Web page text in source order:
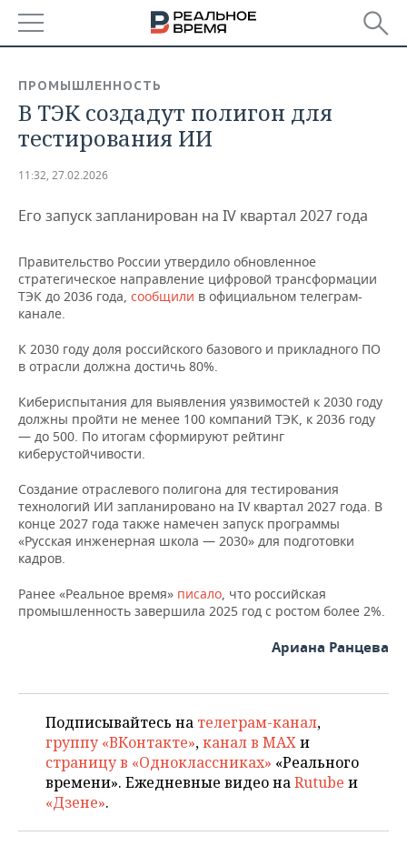
БАШКОРТОСТАН
ТАТАРСТАН
НОВОСТИ
АНАЛИТИКА
КОРОЛИ ГОСЗАКАЗА ПФО
ВУЗЫ ТАТАРСТАНА
КОМУ ПРИНАДЛЕЖАТ
ТОРГОВЫЕ ЦЕНТРЫ
ФИНАНСЫ
БАНКИ
БЮДЖЕТ
ИНВЕСТИЦИИ
НОВОСТИ
ПРОМЫШЛЕННОСТИ
МАШИНОСТРОЕНИЕ
НЕФТЕХИМИЯ
НЕФТЬ
ОПК
ЭНЕРГЕТИКА
НЕДВИЖИМОСТЬ
НОВОСТИ НЕДВИЖИМОСТИ
АВТО
НОВОСТИ АВТО
БИЗНЕС
НОВОСТИ БИЗНЕСА
РОЗНИЧНАЯ ТОРГОВЛЯ
ТРАНСПОРТ
УСЛУГИ
ТЕХНОЛОГИИ
НОВОСТИ ТЕХНОЛОГИЙ
IT
МЕДИА
ТЕЛЕКОММУНИКАЦИИ
МЕРОПРИЯТИЯ
НОВОСТИ МЕРОПРИЯТИЙ
ВЫЕЗДНАЯ РЕДАКЦИЯ
БИЗНЕС-БРАНЧИ
ONLINE-КОНФЕРЕНЦИИ
СПОРТ
НОВОСТИ СПОРТА
ФУТБОЛ
ХОККЕЙ
ВОЛЕЙБОЛ
КИБЕРСПОРТ
ФИГУРНОЕ КАТАНИЕ
ОБЩЕСТВО
НОВОСТИ ОБЩЕСТВА
ВЛАСТЬ
ИСТОРИЯ
КУЛЬТУРА
МЕДИЦИНА
ФОТОГАЛЕРЕЯ
СЮЖЕТЫ
СПИСОК ПЕРСОН
СПИСОК КОМПАНИЙ
ПОЛНАЯ ВЕРСИЯ
ПРОМЫШЛЕННОСТЬ
В ТЭК создадут полигон для
тестирования ИИ
11:32, 27.02.2026
Его запуск запланирован на IV квартал 2027 года
Правительство России утвердило обновленное
стратегическое направление цифровой трансформации
ТЭК до 2036 года, сообщили в официальном телеграм-
канале.
К 2030 году доля российского базового и прикладного ПО
в отрасли должна достичь 80%.
Кибериспытания для выявления уязвимостей к 2030 году
должны пройти не менее 100 компаний ТЭК, к 2036 году
— до 500. По итогам сформируют рейтинг
киберустойчивости.
Создание отраслевого полигона для тестирования
технологий ИИ запланировано на IV квартал 2027 года. В
конце 2027 года также намечен запуск программы
«Русская инженерная школа — 2030» для подготовки
кадров.
Ранее «Реальное время» писало, что российская
промышленность завершила 2025 год с ростом более 2%.
Ариана Ранцева
Подписывайтесь на телеграм-канал,
группу «ВКонтакте»,канал в MAXи
страницу в «Одноклассниках» «Реального
времени». Ежедневные видео наRutube и
«Дзене».